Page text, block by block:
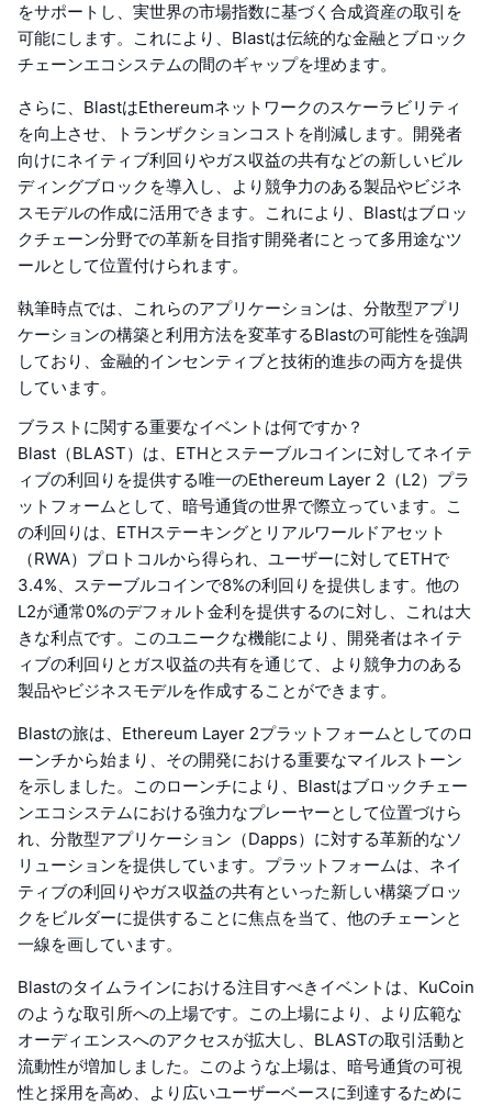
をサポートし、実世界の市場指数に基づく合成資産の取引を
可能にします。これにより、Blastは伝統的な金融とブロック
チェーンエコシステムの間のギャップを埋めます。
さらに、BlastはEthereumネットワークのスケーラビリティ
を向上させ、トランザクションコストを削減します。開発者
向けにネイティブ利回りやガス収益の共有などの新しいビル
ディングブロックを導入し、より競争力のある製品やビジネ
スモデルの作成に活用できます。これにより、Blastはブロッ
クチェーン分野での革新を目指す開発者にとって多用途なツ
ールとして位置付けられます。
執筆時点では、これらのアプリケーションは、分散型アプリ
ケーションの構築と利用方法を変革するBlastの可能性を強調
しており、金融的インセンティブと技術的進歩の両方を提供
しています。
ブラストに関する重要なイベントは何ですか？
Blast（BLAST）は、ETHとステーブルコインに対してネイテ
ィブの利回りを提供する唯一のEthereum Layer 2（L2）プラ
ットフォームとして、暗号通貨の世界で際立っています。こ
の利回りは、ETHステーキングとリアルワールドアセット
（RWA）プロトコルから得られ、ユーザーに対してETHで
3.4%、ステーブルコインで8%の利回りを提供します。他の
L2が通常0%のデフォルト金利を提供するのに対し、これは大
きな利点です。このユニークな機能により、開発者はネイテ
ィブの利回りとガス収益の共有を通じて、より競争力のある
製品やビジネスモデルを作成することができます。
Blastの旅は、Ethereum Layer 2プラットフォームとしてのロ
ーンチから始まり、その開発における重要なマイルストーン
を示しました。このローンチにより、Blastはブロックチェー
ンエコシステムにおける強力なプレーヤーとして位置づけら
れ、分散型アプリケーション（Dapps）に対する革新的なソ
リューションを提供しています。プラットフォームは、ネイ
ティブの利回りやガス収益の共有といった新しい構築ブロッ
クをビルダーに提供することに焦点を当て、他のチェーンと
一線を画しています。
Blastのタイムラインにおける注目すべきイベントは、KuCoin
のような取引所への上場です。この上場により、より広範な
オーディエンスへのアクセスが拡大し、BLASTの取引活動と
流動性が増加しました。このような上場は、暗号通貨の可視
性と採用を高め、より広いユーザーベースに到達するために